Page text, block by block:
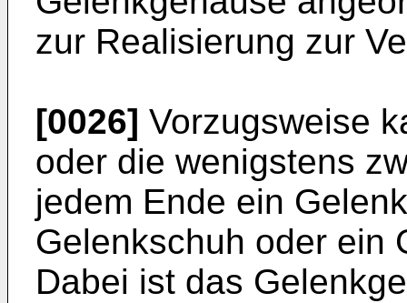
zur Realisierung zur
[0026] Vorzugsweise
oder die wenigstens
jedem Ende ein
Gelenkschuh oder ein
Dabei ist das